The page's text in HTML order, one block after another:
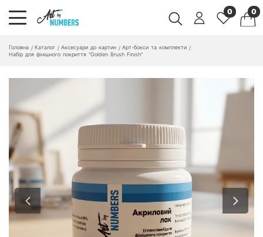
0 0
Головна / Каталог / Аксесуари до картин / Арт-бокси та комплекти /
Набір для фінішного покриття "Golden Brush Finish"